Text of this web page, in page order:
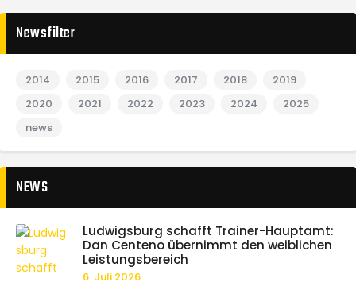
Newsfilter
2014 2015 2016 2017 2018
2019
2020
2021 2022 2023 2024
2025
news
NEWS
Ludwigsburg schafft Trainer-Hauptamt:
Dan Centeno übernimmt den weiblichen
Leistungsbereich
6. Juli 2026